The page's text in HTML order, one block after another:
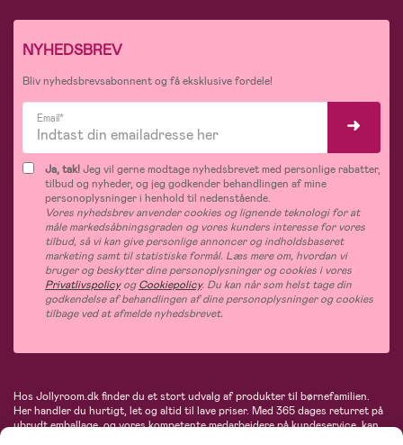
NYHEDSBREV
Bliv nyhedsbrevsabonnent og få eksklusive fordele!
Email*
Ja, tak!Jeg vil gerne modtage nyhedsbrevet med personlige rabatter,
tilbud og nyheder, og jeg godkender behandlingen af mine
personoplysninger i henhold til nedenstående.
Vores nyhedsbrev anvender cookies og lignende teknologi for at
måle markedsåbningsgraden og vores kunders interesse for vores
tilbud, så vi kan give personlige annoncer og indholdsbaseret
marketing samt til statistiske formål. Læs mere om, hvordan vi
bruger og beskytter dine personoplysninger og cookies i vores
PrivatlivspolicyogCookiepolicy. Du kan når som helst tage din
godkendelse af behandlingen af dine personoplysninger og cookies
tilbage ved at afmelde nyhedsbrevet.
Hos Jollyroom.dk finder du et stort udvalg af produkter til børnefamilien.
Her handler du hurtigt, let og altid til lave priser. Med 365 dages returret på
ubrudt emballage, og vores kompetente medarbejdere på kundeservice, kan